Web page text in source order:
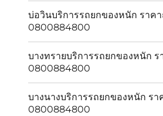
บ่อวินบริการรถยกของหนัก ราค
0800884800
บางทรายบริการรถยกของหนัก
0800884800
บางนางบริการรถยกของหนัก ร
0800884800